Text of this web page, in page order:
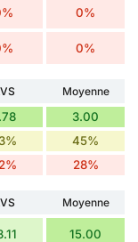
0%
0%
Moyenne
3.00
45%
28%
Moyenne
15.00